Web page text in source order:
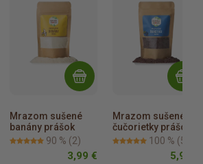
Mrazom sušené
banány prášok
90 % (2)
3,99 €
Mrazom sušené
čučorietky prášok
100 % (5)
5,99 €